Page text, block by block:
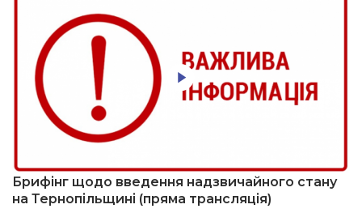
Брифінг щодо введення надзвичайного стану
на Тернопільщині (пряма трансляція)